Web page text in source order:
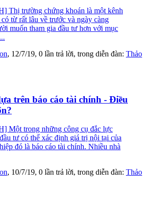
Thị trường chứng khoán là một kênh
từ rất lâu về trước và ngày càng
muốn tham gia đầu tư hơn với mục
, 12/7/19, 0 lần trả lời, trong diễn đàn: Thảo
trên báo cáo tài chính - Điều
Một trong những công cụ đắc lực
tư có thể xác định giá trị nội tại của
đó là báo cáo tài chính. Nhiều nhà
, 10/7/19, 0 lần trả lời, trong diễn đàn: Thảo